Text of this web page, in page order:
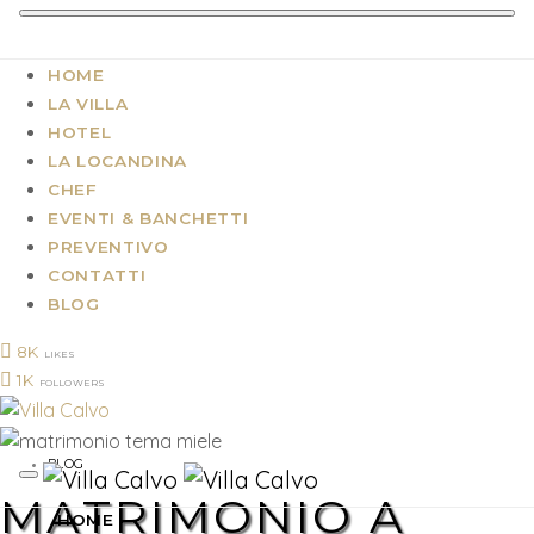
HOME
LA VILLA
HOTEL
LA LOCANDINA
CHEF
EVENTI & BANCHETTI
PREVENTIVO
CONTATTI
BLOG
8K LIKES
1K FOLLOWERS
HOME
BLOG
MATRIMONIO A